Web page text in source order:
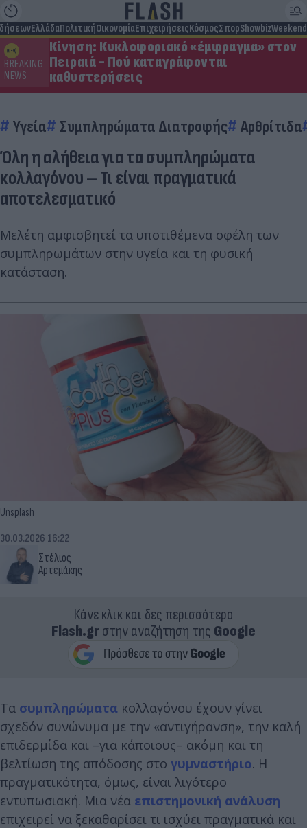
ΕλλάδαΠολιτικήΟικονομίαΕπιχειρήσειςΚόσμοςΣπορShowbizWeekend
BREAKING
NEWS
Κίνηση: Κυκλοφοριακό «έμφραγμα» στον
Πειραιά - Πού καταγράφονται
καθυστερήσεις
Υγεία Συμπληρώματα Διατροφής Αρθρίτιδα
Όλη η αλήθεια για τα συμπληρώματα
κολλαγόνου – Τι είναι πραγματικά
αποτελεσματικό
Μελέτη αμφισβητεί τα υποτιθέμενα οφέλη των
συμπληρωμάτων στην υγεία και τη φυσική
κατάσταση.
Unsplash
Στέλιος
Αρτεμάκης
30.03.2026 16:22
Κάνε κλικ και δες περισσότερο
Flash.grστην αναζήτηση της Google
Τα συμπληρώματα κολλαγόνου έχουν γίνει
σχεδόν συνώνυμα με την «αντιγήρανση», την καλή
επιδερμίδα και –για κάποιους– ακόμη και τη
βελτίωση της απόδοσης στο γυμναστήριο. Η
πραγματικότητα, όμως, είναι λιγότερο
εντυπωσιακή. Μια νέα επιστημονική ανάλυση
επιχειρεί να ξεκαθαρίσει τι ισχύει πραγματικά και